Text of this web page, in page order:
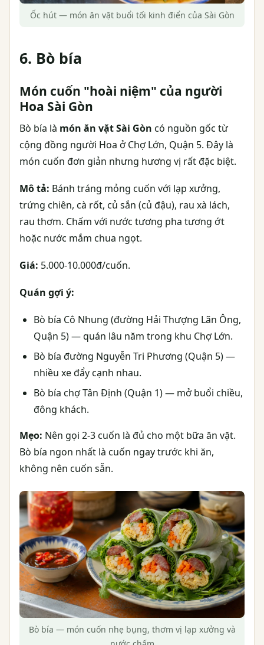
Ốc hút — món ăn vặt buổi tối kinh điển của Sài Gòn
6. Bò bía
Món cuốn "hoài niệm" của người
Hoa Sài Gòn
Bò bía là món ăn vặt Sài Gòn có nguồn gốc từ
cộng đồng người Hoa ở Chợ Lớn, Quận 5. Đây là
món cuốn đơn giản nhưng hương vị rất đặc biệt.
Mô tả: Bánh tráng mỏng cuốn với lạp xưởng,
trứng chiên, cà rốt, củ sắn (củ đậu), rau xà lách,
rau thơm. Chấm với nước tương pha tương ớt
hoặc nước mắm chua ngọt.
Giá: 5.000-10.000đ/cuốn.
Quán gợi ý:
Bò bía Cô Nhung (đường Hải Thượng Lãn Ông,
Quận 5) — quán lâu năm trong khu Chợ Lớn.
Bò bía đường Nguyễn Tri Phương (Quận 5) —
nhiều xe đẩy cạnh nhau.
Bò bía chợ Tân Định (Quận 1) — mở buổi chiều,
đông khách.
Mẹo: Nên gọi 2-3 cuốn là đủ cho một bữa ăn vặt.
Bò bía ngon nhất là cuốn ngay trước khi ăn,
không nên cuốn sẵn.
Bò bía — món cuốn nhẹ bụng, thơm vị lạp xưởng và